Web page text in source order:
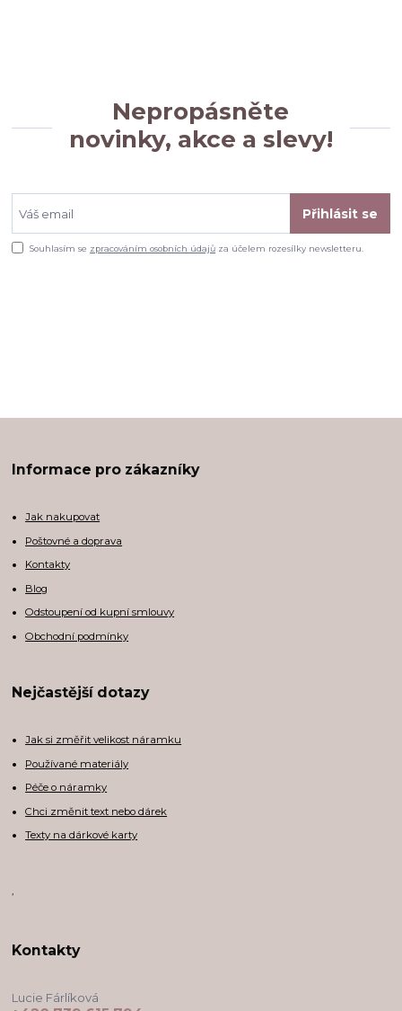
Nepropásněte
novinky, akce a slevy!
Přihlásit se
Souhlasím se zpracováním osobních údajů za účelem rozesílky newsletteru.
Informace pro zákazníky
Jak nakupovat
Poštovné a doprava
Kontakty
Blog
Odstoupení od kupní smlouvy
Obchodní podmínky
Nejčastější dotazy
Jak si změřit velikost náramku
Používané materiály
Péče o náramky
Chci změnit text nebo dárek
Texty na dárkové karty
Kontakty
Lucie Fárlíková